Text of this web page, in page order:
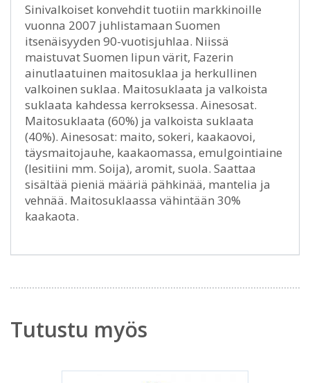
Sinivalkoiset konvehdit tuotiin markkinoille
vuonna 2007 juhlistamaan Suomen
itsenäisyyden 90-vuotisjuhlaa. Niissä
maistuvat Suomen lipun värit, Fazerin
ainutlaatuinen maitosuklaa ja herkullinen
valkoinen suklaa. Maitosuklaata ja valkoista
suklaata kahdessa kerroksessa. Ainesosat.
Maitosuklaata (60%) ja valkoista suklaata
(40%). Ainesosat: maito, sokeri, kaakaovoi,
täysmaitojauhe, kaakaomassa, emulgointiaine
(lesitiini mm. Soija), aromit, suola. Saattaa
sisältää pieniä määriä pähkinää, mantelia ja
vehnää. Maitosuklaassa vähintään 30%
kaakaota.
Tutustu myös